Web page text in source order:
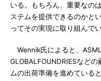
いる。もちろん、重要なの
ステムを提供できるのかと
ってその実現に取り組んで
Wennik氏によると、
GLOBALFOUNDRIESなど
ムの出荷準備を進めている